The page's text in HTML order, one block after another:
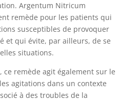
Argentum Nitricum
remède pour les patients qui
susceptibles de provoquer
et qui évite, par ailleurs, de se
situations.
ce remède agit également sur le
agitations dans un contexte
à des troubles de la